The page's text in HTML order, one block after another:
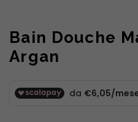
Bain Douche
Argan